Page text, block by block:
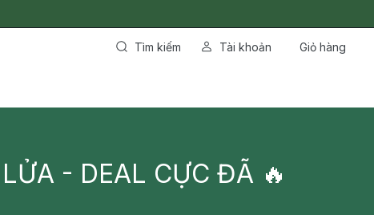
Tìm kiếm Tài khoản Giỏ hàng
- DEAL CỰC ĐÃ 🔥